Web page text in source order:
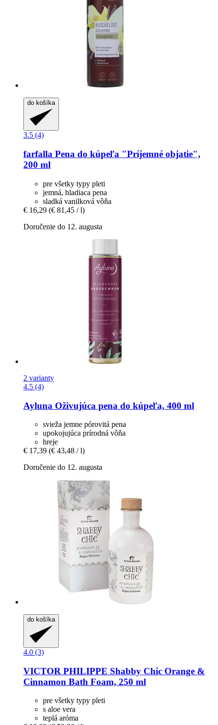
do košíka
3.5 (4)
farfalla Pena do kúpeľa "Príjemné objatie",
200 ml
pre všetky typy pleti
jemná, hladiaca pena
sladká vanilková vôňa
€ 16,29 (€ 81,45 / l)
Doručenie do 12. augusta
2 varianty
4.5 (4)
Ayluna Oživujúca pena do kúpeľa, 400 ml
svieža jemne pórovitá pena
upokojujúca prírodná vôňa
hreje
€ 17,39 (€ 43,48 / l)
Doručenie do 12. augusta
do košíka
4.0 (3)
VICTOR PHILIPPE Shabby Chic Orange &
Cinnamon Bath Foam, 250 ml
pre všetky typy pleti
s aloe vera
teplá aróma